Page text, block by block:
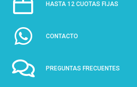
HASTA 12 CUOTAS FIJAS
CONTACTO
PREGUNTAS FRECUENTES